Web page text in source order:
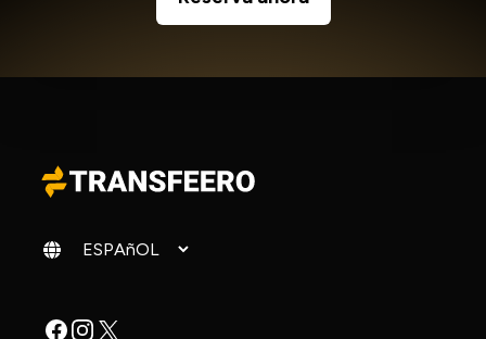
Cambiar idioma
Facebook
Instagram
X